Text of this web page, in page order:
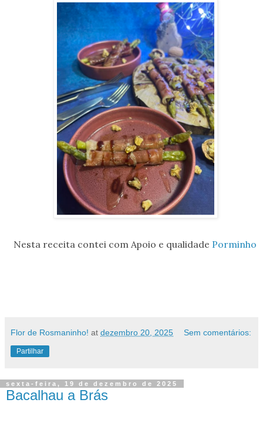
Nesta receita contei com Apoio e qualidade Porminho
Flor de Rosmaninho! at dezembro 20, 2025 Sem comentários:
Partilhar
sexta-feira, 19 de dezembro de 2025
Bacalhau a Brás